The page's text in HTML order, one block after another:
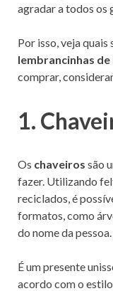
agradar a todos os
Por isso, veja quais
lembrancinhas de
comprar,
1.
Os chaveiros são
fazer. Utilizando
reciclados, é
formatos, como
do nome da pessoa.
É um presente
acordo com o